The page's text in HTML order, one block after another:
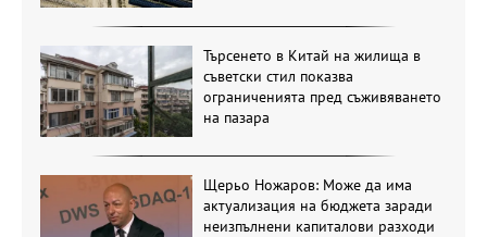
Търсенето в Китай на жилища в
съветски стил показва
ограниченията пред съживяването
на пазара
Щерьо Ножаров: Може да има
актуализация на бюджета заради
неизпълнени капиталови разходи